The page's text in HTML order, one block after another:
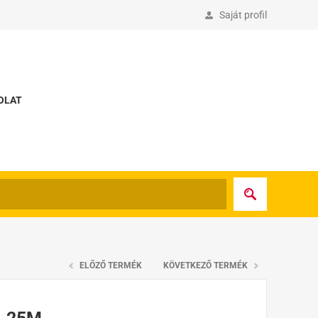
Saját profil
ELŐZŐ TERMÉK KÖVETKEZŐ TERMÉK